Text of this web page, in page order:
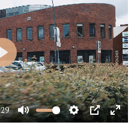
Mute Settings
PIP
Play